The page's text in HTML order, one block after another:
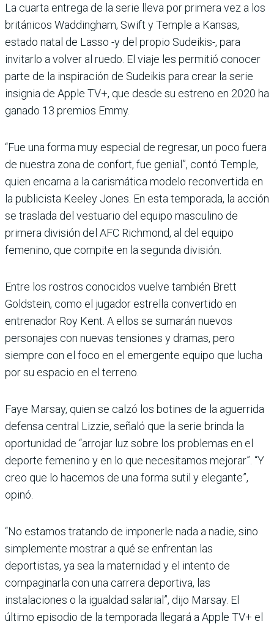
La cuarta entrega de la serie lleva por primera vez a los
británicos Waddingham, Swift y Temple a Kansas,
estado natal de Lasso -y del propio Sudeikis-, para
invitarlo a volver al ruedo. El viaje les permitió conocer
parte de la inspiración de Sudeikis para crear la serie
insignia de Apple TV+, que desde su estreno en 2020 ha
ganado 13 premios Emmy.
“Fue una forma muy especial de regresar, un poco fuera
de nuestra zona de confort, fue genial”, contó Temple,
quien encarna a la carismática modelo reconvertida en
la publicista Keeley Jones. En esta temporada, la acción
se traslada del vestuario del equipo masculino de
primera división del AFC Richmond, al del equipo
femenino, que compite en la segunda división.
Entre los rostros conocidos vuelve también Brett
Goldstein, como el jugador estrella convertido en
entrenador Roy Kent. A ellos se sumarán nuevos
personajes con nuevas tensiones y dramas, pero
siempre con el foco en el emergente equipo que lucha
por su espacio en el terreno.
Faye Marsay, quien se calzó los botines de la aguerrida
defensa central Lizzie, señaló que la serie brinda la
oportunidad de “arrojar luz sobre los problemas en el
deporte femenino y en lo que necesitamos mejorar”. “Y
creo que lo hacemos de una forma sutil y elegante”,
opinó.
“No estamos tratando de imponerle nada a nadie, sino
simplemente mostrar a qué se enfrentan las
deportistas, ya sea la maternidad y el intento de
compaginarla con una carrera deportiva, las
instalaciones o la igualdad salarial”, dijo Marsay. El
último episodio de la temporada llegará a Apple TV+ el